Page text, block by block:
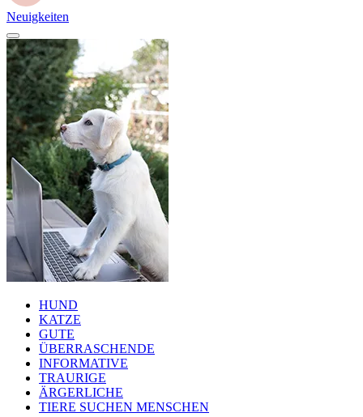
Neuigkeiten
HUND
KATZE
GUTE
ÜBERRASCHENDE
INFORMATIVE
TRAURIGE
ÄRGERLICHE
TIERE SUCHEN MENSCHEN